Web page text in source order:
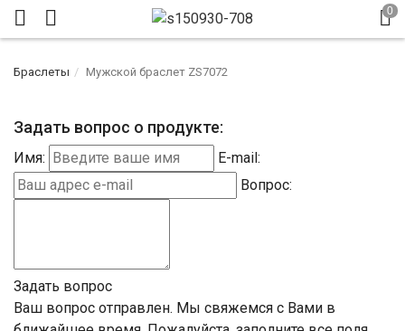
Браслеты Мужской браслет ZS7072
Задать вопрос о продукте:
Имя:
E-mail:
Вопрос:
Задать вопрос
Ваш вопрос отправлен. Мы свяжемся с Вами в